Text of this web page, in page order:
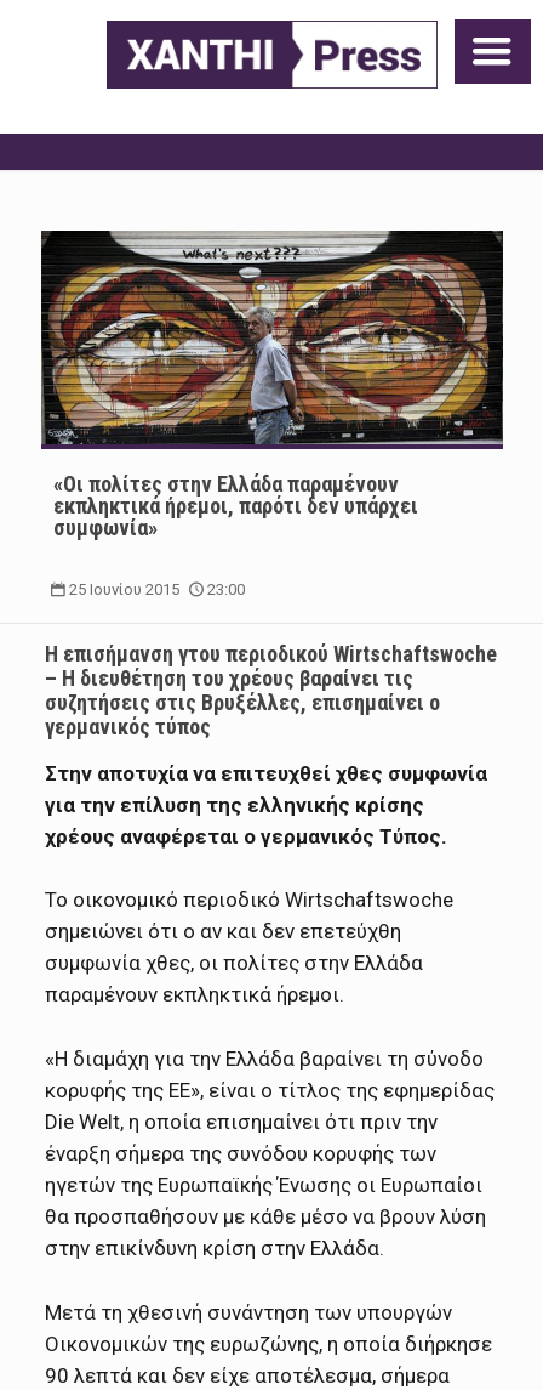
«Οι πολίτες στην Ελλάδα παραμένουν
εκπληκτικά ήρεμοι, παρότι δεν υπάρχει
συμφωνία»
25 Ιουνίου 2015 23:00
Η επισήμανση γτου περιοδικού Wirtschaftswoche
– Η διευθέτηση του χρέους βαραίνει τις
συζητήσεις στις Βρυξέλλες, επισημαίνει ο
γερμανικός τύπος
Στην αποτυχία να επιτευχθεί χθες συμφωνία
για την επίλυση της ελληνικής κρίσης
χρέους αναφέρεται ο γερμανικός Τύπος.
Το οικονομικό περιοδικό Wirtschaftswoche
σημειώνει ότι ο αν και δεν επετεύχθη
συμφωνία χθες, οι πολίτες στην Ελλάδα
παραμένουν εκπληκτικά ήρεμοι.
«Η διαμάχη για την Ελλάδα βαραίνει τη σύνοδο
κορυφής της ΕΕ», είναι ο τίτλος της εφημερίδας
Die Welt, η οποία επισημαίνει ότι πριν την
έναρξη σήμερα της συνόδου κορυφής των
ηγετών της Ευρωπαϊκής Ένωσης οι Ευρωπαίοι
θα προσπαθήσουν με κάθε μέσο να βρουν λύση
στην επικίνδυνη κρίση στην Ελλάδα.
Μετά τη χθεσινή συνάντηση των υπουργών
Οικονομικών της ευρωζώνης, η οποία διήρκησε
90 λεπτά και δεν είχε αποτέλεσμα, σήμερα